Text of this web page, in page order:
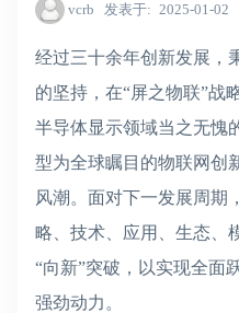
vcrb 发表于 2025-01-02
经过三十余年创新发展，
的坚持，在“屏之物联”战
半导体显示领域当之无愧
型为全球瞩目的物联网创
风潮。面对下一发展周期
略、技术、应用、生态、
“向新”突破，以实现全面
强劲动力。